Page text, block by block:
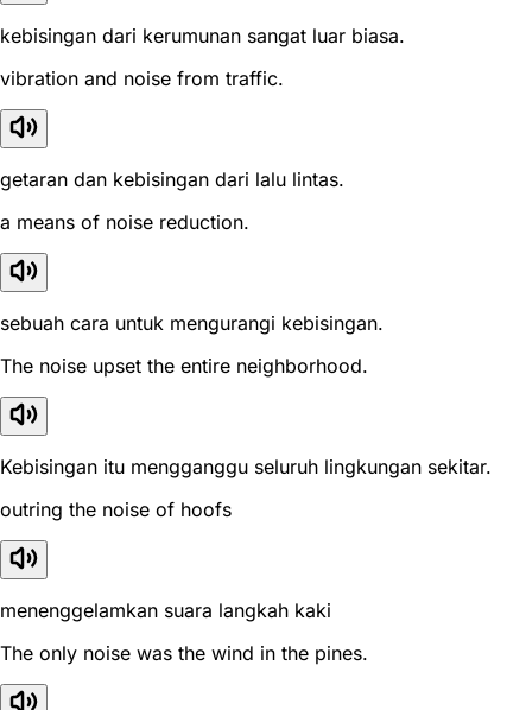
kebisingan dari kerumunan sangat luar biasa.
vibration and noise from traffic.
getaran dan kebisingan dari lalu lintas.
a means of noise reduction.
sebuah cara untuk mengurangi kebisingan.
The noise upset the entire neighborhood.
Kebisingan itu mengganggu seluruh lingkungan sekitar.
outring the noise of hoofs
menenggelamkan suara langkah kaki
The only noise was the wind in the pines.